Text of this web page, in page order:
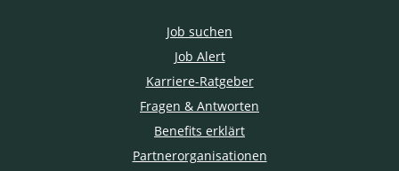
Job suchen
Job Alert
Karriere-Ratgeber
Fragen & Antworten
Benefits erklärt
Partnerorganisationen